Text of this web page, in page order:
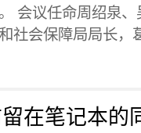
会议任命周绍泉
社会保障局局长，
留在笔记本的